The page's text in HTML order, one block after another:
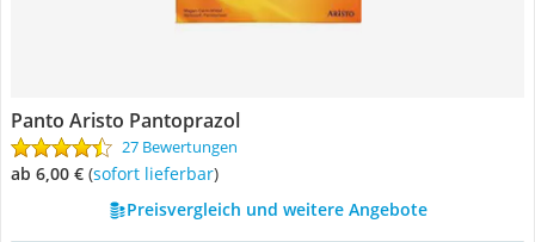
Panto Aristo Pantoprazol
27 Bewertungen
ab 6,00 € ( Sofort lieferbar)
Preisvergleich und weitere Angebote